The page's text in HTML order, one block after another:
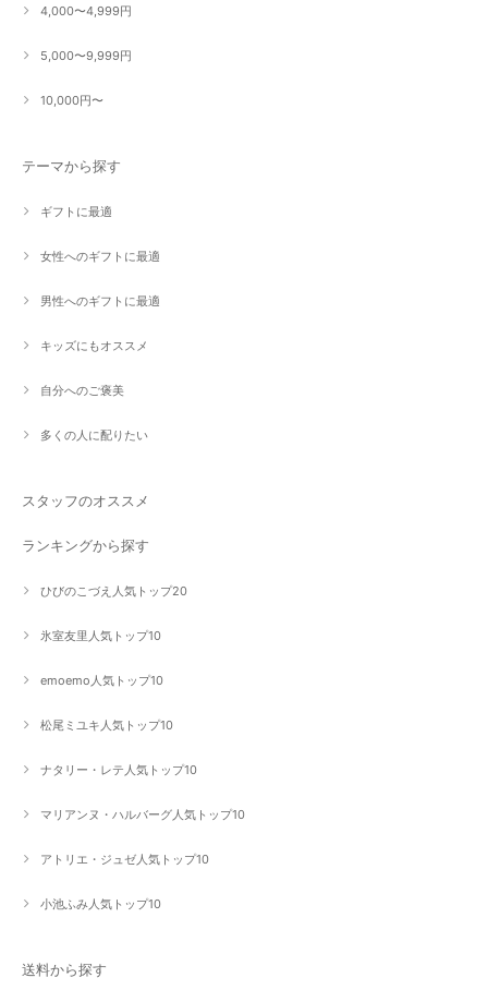
4,000〜4,999円
5,000〜9,999円
10,000円〜
テーマから探す
ギフトに最適
女性へのギフトに最適
男性へのギフトに最適
キッズにもオススメ
自分へのご褒美
多くの人に配りたい
スタッフのオススメ
ランキングから探す
ひびのこづえ人気トップ20
氷室友里人気トップ10
emoemo人気トップ10
松尾ミユキ人気トップ10
ナタリー・レテ人気トップ10
マリアンヌ・ハルバーグ人気トップ10
アトリエ・ジュゼ人気トップ10
小池ふみ人気トップ10
送料から探す